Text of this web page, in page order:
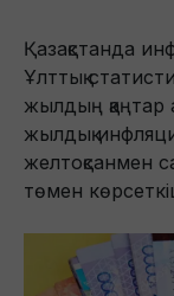
Қазақстанда
Ұлттық
жылдың
жылдық
желтоқсанмен
төмен